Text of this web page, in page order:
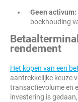
Geen activum:
boekhouding
rendement
Het kopen van een
aantrekkelijke keuze
transactievolume en
investering is